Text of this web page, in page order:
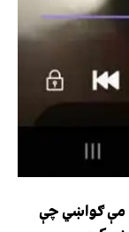
مې ګواښي چې